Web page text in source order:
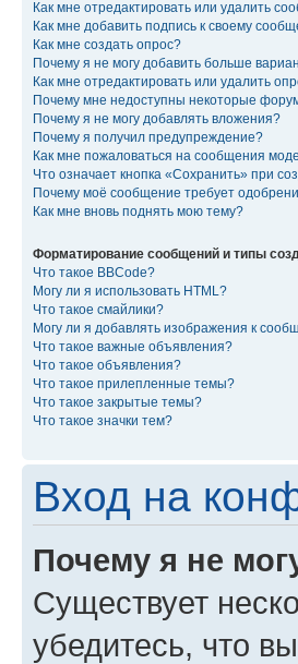
Как мне отредактировать или удалить
Как мне добавить подпись к своему
Как мне создать опрос?
Почему я не могу добавить больше
Как мне отредактировать или удалить
Почему мне недоступны некоторые
Почему я не могу добавлять вложения?
Почему я получил предупреждение?
Как мне пожаловаться на сообщения
Что означает кнопка «Сохранить» при
Почему моё сообщение требует
Как мне вновь поднять мою тему?
Форматирование сообщений и типы
Что такое BBCode?
Могу ли я использовать HTML?
Что такое смайлики?
Могу ли я добавлять изображения к
Что такое важные объявления?
Что такое объявления?
Что такое прилепленные темы?
Что такое закрытые темы?
Что такое значки тем?
Вход на
Почему я не
Существует
убедитесь, что